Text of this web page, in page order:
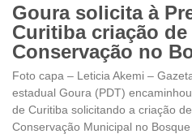
Goura solicita à
Curitiba criação
Conservação no
Foto capa – Leticia Akemi –
estadual Goura (PDT)
de Curitiba solicitando a criação
Conservação Municipal no